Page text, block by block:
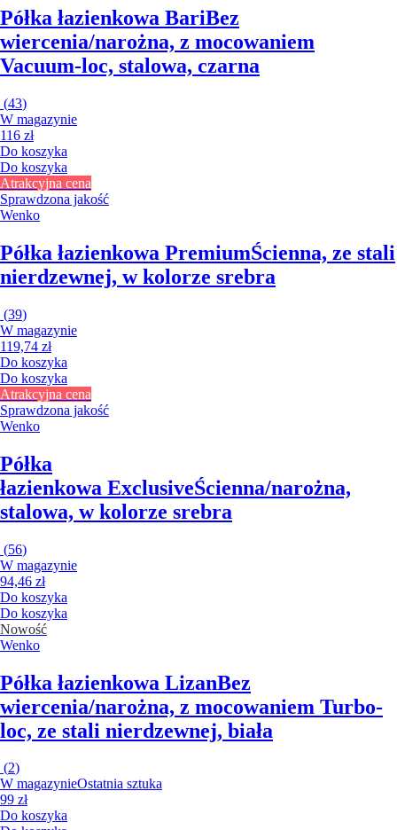
Półka łazienkowa BariBez
wiercenia/narożna, z mocowaniem
Vacuum-loc, stalowa, czarna
(43)
W magazynie
116 zł
Do koszyka
Do koszyka
Atrakcyjna cena
Sprawdzona jakość
Wenko
Półka łazienkowa PremiumŚcienna, ze stali
nierdzewnej, w kolorze srebra
(39)
W magazynie
119,74 zł
Do koszyka
Do koszyka
Atrakcyjna cena
Sprawdzona jakość
Wenko
Półka
łazienkowa ExclusiveŚcienna/narożna,
stalowa, w kolorze srebra
(56)
W magazynie
94,46 zł
Do koszyka
Do koszyka
Nowość
Wenko
Półka łazienkowa LizanBez
wiercenia/narożna, z mocowaniem Turbo-
loc, ze stali nierdzewnej, biała
(2)
W magazynieOstatnia sztuka
99 zł
Do koszyka